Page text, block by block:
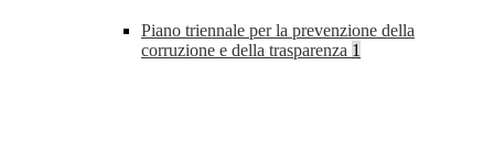
Piano triennale per la prevenzione della
corruzione e della trasparenza 1